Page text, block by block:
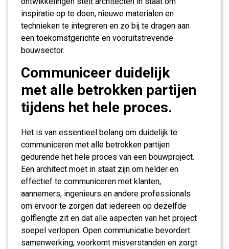
inspiratie op te doen, nieuwe materialen en
technieken te integreren en zo bij te dragen aan
een toekomstgerichte en vooruitstrevende
bouwsector.
Communiceer duidelijk
met alle betrokken partijen
tijdens het hele proces.
Het is van essentieel belang om duidelijk te
communiceren met alle betrokken partijen
gedurende het hele proces van een bouwproject.
Een architect moet in staat zijn om helder en
effectief te communiceren met klanten,
aannemers, ingenieurs en andere professionals
om ervoor te zorgen dat iedereen op dezelfde
golflengte zit en dat alle aspecten van het project
soepel verlopen. Open communicatie bevordert
samenwerking, voorkomt misverstanden en zorgt